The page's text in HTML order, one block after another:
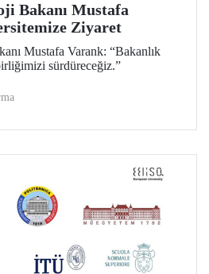
Bakanı Mustafa
Ziyaret
Mustafa Varank: “Bakanlık
sürdüreceğiz.”